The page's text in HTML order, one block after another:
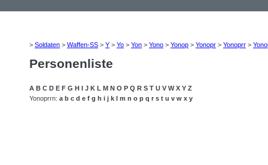
> Soldaten > Waffen-SS > Y > Yo > Yon > Yono > Yonop > Yonopr > Yonoprr >
Personenliste
A B C D E F G H I J K L M N O P Q R S T U V W X Y Z
Yonoprrn: a b c d e f g h i j k l m n o p q r s t u v w x y